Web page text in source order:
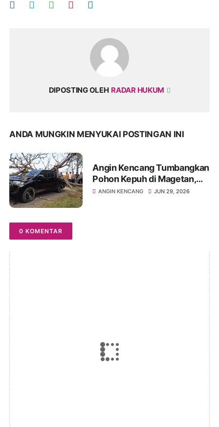
DIPOSTING OLEH RADAR HUKUM
ANDA MUNGKIN MENYUKAI POSTINGAN INI
Angin Kencang Tumbangkan
Pohon Kepuh di Magetan,
Toyota Hilux Tertimpa
ANGIN KENCANG JUN 29, 2026
0 KOMENTAR